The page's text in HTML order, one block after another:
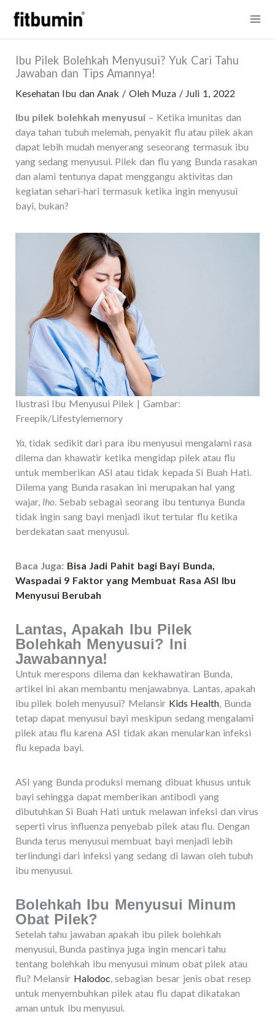
konten
Ibu Pilek Bolehkah Menyusui? Yuk Cari Tahu
Jawaban dan Tips Amannya!
Kesehatan Ibu dan Anak / Oleh Muza / Juli 1, 2022
Ibu pilek bolehkah menyusui – Ketika imunitas dan
daya tahan tubuh melemah, penyakit flu atau pilek akan
dapat lebih mudah menyerang seseorang termasuk ibu
yang sedang menyusui. Pilek dan flu yang Bunda rasakan
dan alami tentunya dapat menggangu aktivitas dan
kegiatan sehari-hari termasuk ketika ingin menyusui
bayi, bukan?
Ilustrasi Ibu Menyusui Pilek | Gambar:
Freepik/Lifestylememory
Ya, tidak sedikit dari para ibu menyusui mengalami rasa
dilema dan khawatir ketika mengidap pilek atau flu
untuk memberikan ASI atau tidak kepada Si Buah Hati.
Dilema yang Bunda rasakan ini merupakan hal yang
wajar, lho . Sebab sebagai seorang ibu tentunya Bunda
tidak ingin sang bayi menjadi ikut tertular flu ketika
berdekatan saat menyusui.
Baca Juga: Bisa Jadi Pahit bagi Bayi Bunda,
Waspadai 9 Faktor yang Membuat Rasa ASI Ibu
Menyusui Berubah
Lantas, Apakah Ibu Pilek
Bolehkah Menyusui? Ini
Jawabannya!
Untuk merespons dilema dan kekhawatiran Bunda,
artikel ini akan membantu menjawabnya. Lantas, apakah
ibu pilek boleh menyusui? Melansir Kids Health , Bunda
tetap dapat menyusui bayi meskipun sedang mengalami
pilek atau flu karena ASI tidak akan menularkan infeksi
flu kepada bayi.
ASI yang Bunda produksi memang dibuat khusus untuk
bayi sehingga dapat memberikan antibodi yang
dibutuhkan Si Buah Hati untuk melawan infeksi dan virus
seperti virus influenza penyebab pilek atau flu. Dengan
Bunda terus menyusui membuat bayi menjadi lebih
terlindungi dari infeksi yang sedang di lawan oleh tubuh
ibu menyusui.
Bolehkah Ibu Menyusui Minum
Obat Pilek?
Setelah tahu jawaban apakah ibu pilek bolehkah
menyusui, Bunda pastinya juga ingin mencari tahu
tentang bolehkah ibu menyusui minum obat pilek atau
flu? Melansir Halodoc , sebagian besar jenis obat resep
untuk menyembuhkan pilek atau flu dapat dikatakan
aman untuk ibu menyusui.